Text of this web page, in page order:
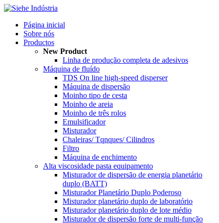
Página inicial
Sobre nós
Productos
New Product
Linha de produção completa de adesivos
Máquina de fluído
TDS On line high-speed disperser
Máquina de dispersão
Moinho tipo de cesta
Moinho de areia
Moinho de três rolos
Emulsificador
Misturador
Chaleiras/ Tqnques/ Cilindros
Filtro
Máquina de enchimento
Alta viscosidade pasta equipamento
Misturador de dispersão de energia planetário
duplo (BATT)
Misturador Planetário Duplo Poderoso
Misturador planetário duplo de laboratório
Misturador planetário duplo de lote médio
Misturador de dispersão forte de multi-função